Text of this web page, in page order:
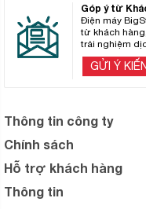
Góp ý từ
Điện máy
từ khách
trải nghiệm
GỬI Ý KIẾN
Thông tin công ty
Chính sách
Hỗ trợ khách hàng
Thông tin